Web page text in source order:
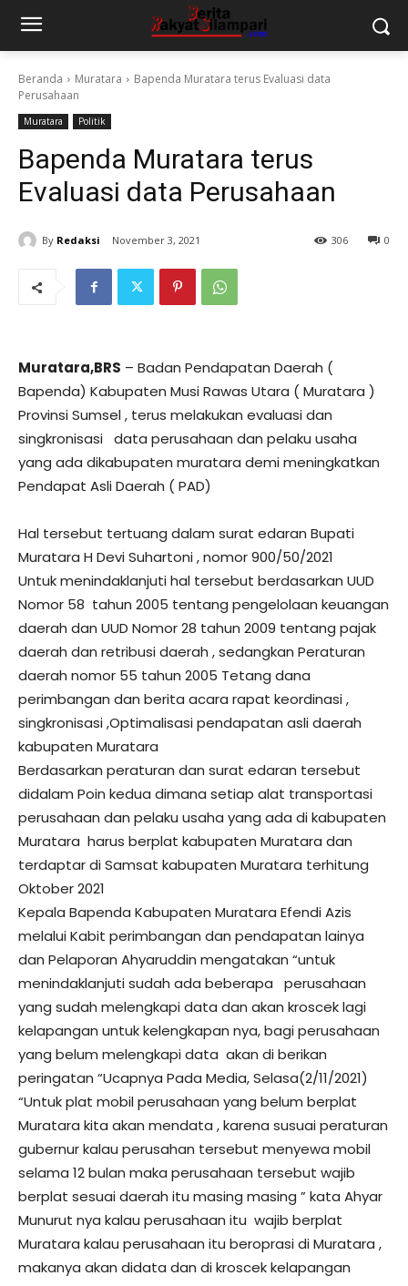
Beranda Muratara
Bapenda Muratara terus Evaluasi data
Perusahaan
Muratara Politik
Bapenda Muratara terus
Evaluasi data Perusahaan
By Redaksi November 3, 2021 0
306
Muratara,BRS – Badan Pendapatan Daerah (
Bapenda) Kabupaten Musi Rawas Utara ( Muratara )
Provinsi Sumsel , terus melakukan evaluasi dan
singkronisasi data perusahaan dan pelaku usaha
yang ada dikabupaten muratara demi meningkatkan
Pendapat Asli Daerah ( PAD)
Hal tersebut tertuang dalam surat edaran Bupati
Muratara H Devi Suhartoni , nomor 900/50/2021
Untuk menindaklanjuti hal tersebut berdasarkan UUD
Nomor 58 tahun 2005 tentang pengelolaan keuangan
daerah dan UUD Nomor 28 tahun 2009 tentang pajak
daerah dan retribusi daerah , sedangkan Peraturan
daerah nomor 55 tahun 2005 Tetang dana
perimbangan dan berita acara rapat keordinasi ,
singkronisasi ,Optimalisasi pendapatan asli daerah
kabupaten Muratara
Berdasarkan peraturan dan surat edaran tersebut
didalam Poin kedua dimana setiap alat transportasi
perusahaan dan pelaku usaha yang ada di kabupaten
Muratara harus berplat kabupaten Muratara dan
terdaptar di Samsat kabupaten Muratara terhitung
Oktober 2021
Kepala Bapenda Kabupaten Muratara Efendi Azis
melalui Kabit perimbangan dan pendapatan lainya
dan Pelaporan Ahyaruddin mengatakan “untuk
menindaklanjuti sudah ada beberapa perusahaan
yang sudah melengkapi data dan akan kroscek lagi
kelapangan untuk kelengkapan nya, bagi perusahaan
yang belum melengkapi data akan di berikan
peringatan “Ucapnya Pada Media, Selasa(2/11/2021)
“Untuk plat mobil perusahaan yang belum berplat
Muratara kita akan mendata , karena susuai peraturan
gubernur kalau perusahan tersebut menyewa mobil
selama 12 bulan maka perusahaan tersebut wajib
berplat sesuai daerah itu masing masing ” kata Ahyar
Munurut nya kalau perusahaan itu wajib berplat
Muratara kalau perusahaan itu beroprasi di Muratara ,
makanya akan didata dan di kroscek kelapangan